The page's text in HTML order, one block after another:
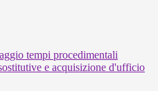
tempi procedimentali
e acquisizione d'ufficio